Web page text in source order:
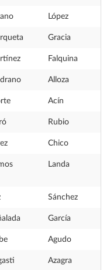
López
Gracia
Falquina
Alloza
Acín
Rubio
Chico
Landa
Sánchez
García
Agudo
Azagra